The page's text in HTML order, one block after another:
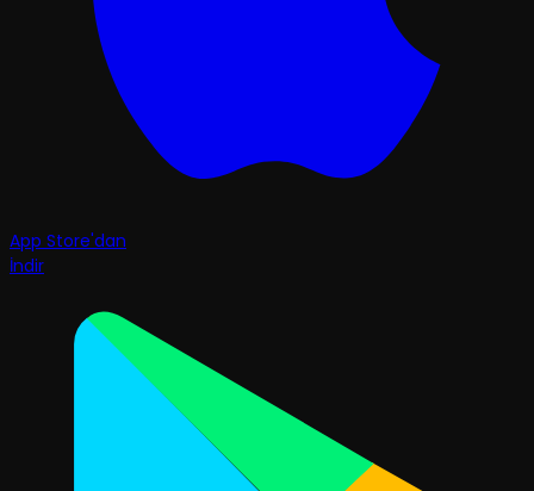
App Store'dan
İndir